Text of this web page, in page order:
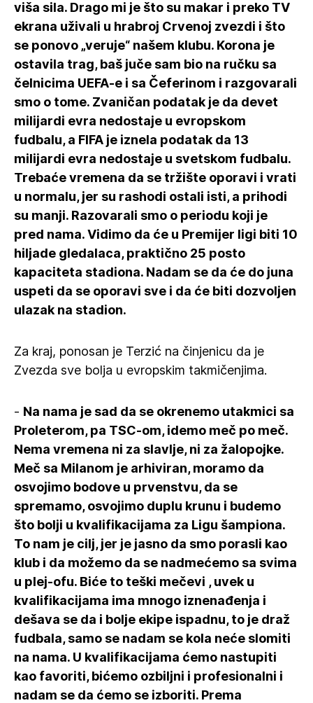
viša sila. Drago mi je što su makar i preko TV
ekrana uživali u hrabroj Crvenoj zvezdi i što
se ponovo „veruje“ našem klubu. Korona je
ostavila trag, baš juče sam bio na ručku sa
čelnicima UEFA-e i sa Čeferinom i razgovarali
smo o tome. Zvaničan podatak je da devet
milijardi evra nedostaje u evropskom
fudbalu, a FIFA je iznela podatak da 13
milijardi evra nedostaje u svetskom fudbalu.
Trebaće vremena da se tržište oporavi i vrati
u normalu, jer su rashodi ostali isti, a prihodi
su manji. Razovarali smo o periodu koji je
pred nama. Vidimo da će u Premijer ligi biti 10
hiljade gledalaca, praktično 25 posto
kapaciteta stadiona. Nadam se da će do juna
uspeti da se oporavi sve i da će biti dozvoljen
ulazak na stadion.
Za kraj, ponosan je Terzić na činjenicu da je
Zvezda sve bolja u evropskim takmičenjima.
- Na nama je sad da se okrenemo utakmici sa
Proleterom, pa TSC-om, idemo meč po meč.
Nema vremena ni za slavlje, ni za žalopojke.
Meč sa Milanom je arhiviran, moramo da
osvojimo bodove u prvenstvu, da se
spremamo, osvojimo duplu krunu i budemo
što bolji u kvalifikacijama za Ligu šampiona.
To nam je cilj, jer je jasno da smo porasli kao
klub i da možemo da se nadmećemo sa svima
u plej-ofu. Biće to teški mečevi , uvek u
kvalifikacijama ima mnogo iznenađenja i
dešava se da i bolje ekipe ispadnu, to je draž
fudbala, samo se nadam se kola neće slomiti
na nama. U kvalifikacijama ćemo nastupiti
kao favoriti, bićemo ozbiljni i profesionalni i
nadam se da ćemo se izboriti. Prema